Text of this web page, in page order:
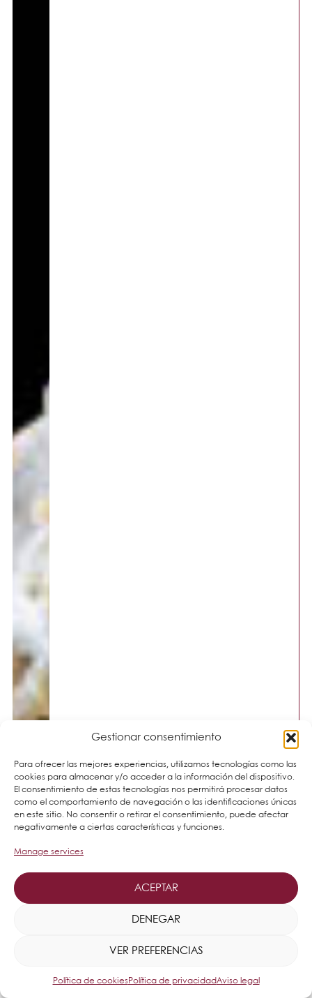
Gestionar consentimiento
Para ofrecer las mejores experiencias, utilizamos tecnologías como las
cookies para almacenar y/o acceder a la información del dispositivo.
El consentimiento de estas tecnologías nos permitirá procesar datos
como el comportamiento de navegación o las identificaciones únicas
en este sitio. No consentir o retirar el consentimiento, puede afectar
negativamente a ciertas características y funciones.
Manage services
ACEPTAR
DENEGAR
VER PREFERENCIAS
Política de cookiesPolítica de privacidadAviso legal